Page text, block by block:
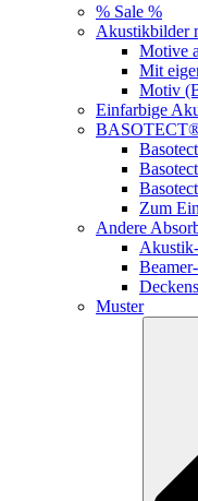
% Sale %
Akustikbilder
Motive
Mit
Motiv
Einfarbige
Zum
Andere
Muster